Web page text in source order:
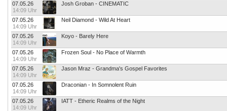
07.05.26
14:09 Uhr
Josh Groban - CINEMATIC
07.05.26
14:09 Uhr
Neil Diamond - Wild At Heart
07.05.26
14:09 Uhr
Koyo - Barely Here
07.05.26
14:09 Uhr
Frozen Soul - No Place of Warmth
07.05.26
14:09 Uhr
Jason Mraz - Grandma's Gospel Favorites
07.05.26
14:09 Uhr
Draconian - In Somnolent Ruin
07.05.26
14:09 Uhr
IATT - Etheric Realms of the Night